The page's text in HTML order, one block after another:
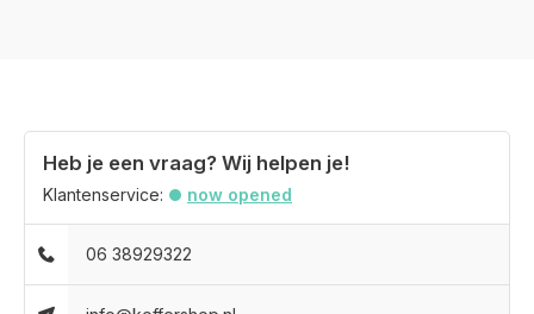
Heb je een vraag? Wij helpen je!
Klantenservice: now opened
06 38929322